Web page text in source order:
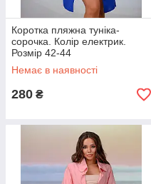
Коротка пляжна туніка-
сорочка. Колір електрик.
Розмір 42-44
Немає в наявності
280 ₴